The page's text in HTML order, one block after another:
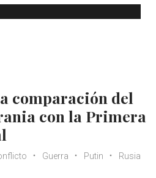
comparación del
con la Primera
Guerra Putin
Rusia